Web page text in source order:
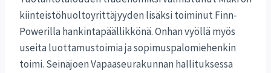
kiinteistöhuoltoyrittäjyyden lisäksi toiminut Finn-
Powerilla hankintapäällikkönä. Onhan vyöllä myös
useita luottamustoimia ja sopimuspalomiehenkin
toimi. Seinäjoen Vapaaseurakunnan hallituksessa